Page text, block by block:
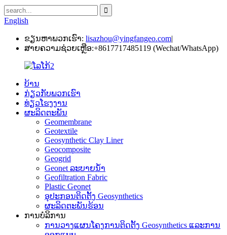
English
ຂຽນຫາພວກເຮົາ: lisazhou@yingfangeo.com|
ສາຍຄວາມຊ່ວຍເຫຼືອ:+8617717485119 (Wechat/WhatsApp)
ບ້ານ
ກ່ຽວກັບພວກເຮົາ
ທ່ຽວໂຮງງານ
ຜະລິດຕະພັນ
Geomembrane
Geotextile
Geosynthetic Clay Liner
Geocomposite
Geogrid
Geonet ລະບາຍນ້ໍາ
Geofiltration Fabric
Plastic Geonet
ອຸປະກອນຕິດຕັ້ງ Geosynthetics
ຜະລິດຕະພັນຮ້ອນ
ການບໍລິການ
ການວາງແຜນໂຄງການຕິດຕັ້ງ Geosynthetics ແລະການ